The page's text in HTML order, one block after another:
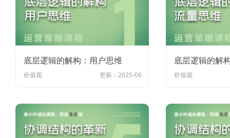
价值观 更新：2025-06
底层逻辑的解构：用户思维
价值观
底层逻辑的解